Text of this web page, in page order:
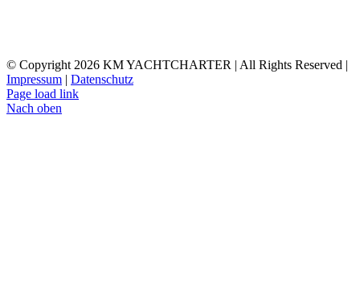
© Copyright 2026 KM YACHTCHARTER | All Rights Reserved |
Impressum | Datenschutz
Page load link
Nach oben